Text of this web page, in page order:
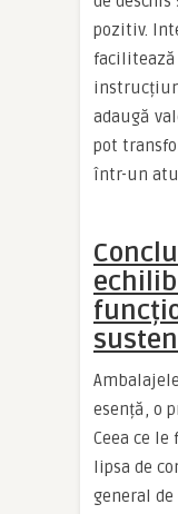
pozitiv.
facilitează
adaugă
pot
într-un
esență, o
Ceea ce
lipsa de
general